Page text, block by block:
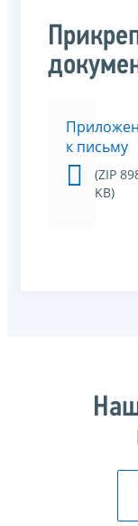
к письму
(ZIP
KB)